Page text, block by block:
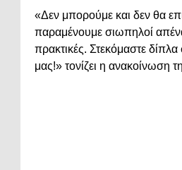
«Δεν μπορούμε και δεν θα
παραμένουμε σιωπηλοί
πρακτικές. Στεκόμαστε
μας!» τονίζει η ανακοίνωση